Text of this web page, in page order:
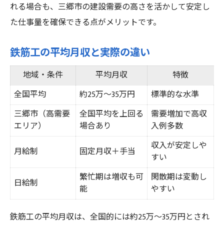
れる場合も、三郷市の建設需要の高さを活かして安定し
た仕事量を確保できる点がメリットです。
鉄筋工の平均月収と実際の違い
地域・条件 平均月収
特徴
全国平均
約25万〜35万円
標準的な水準
三郷市（高需要
エリア）
全国平均を上回る
場合あり
需要増加で高収
入例多数
月給制
固定月収＋手当
収入が安定しや
すい
日給制
繁忙期は増収も可
能
閑散期は変動し
やすい
鉄筋工の平均月収は、全国的には約25万〜35万円とされ